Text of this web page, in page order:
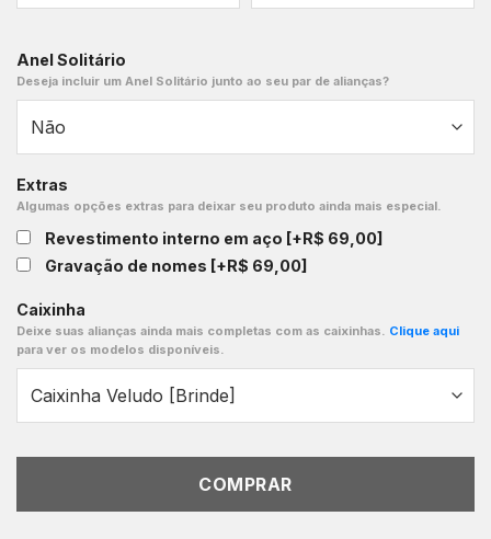
Anel Solitário
Deseja incluir um Anel Solitário junto ao seu par de alianças?
Extras
Algumas opções extras para deixar seu produto ainda mais especial.
Revestimento interno em aço [+R$ 69,00]
Gravação de nomes [+R$ 69,00]
Caixinha
Deixe suas alianças ainda mais completas com as caixinhas. Clique aqui
para ver os modelos disponíveis.
COMPRAR